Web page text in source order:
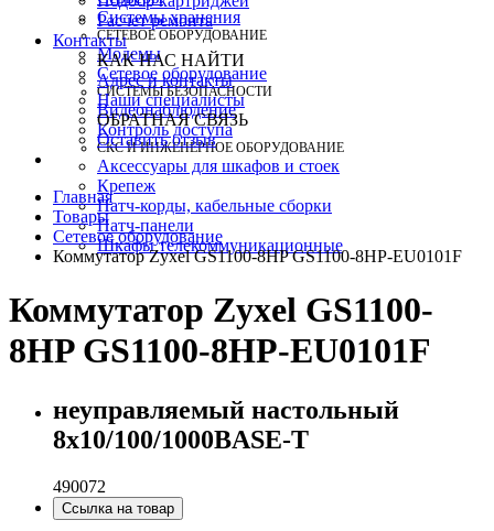
Системы хранения
СЕТЕВОЕ ОБОРУДОВАНИЕ
Модемы
Сетевое оборудование
СИСТЕМЫ БЕЗОПАСНОСТИ
Видеонаблюдение
Контроль доступа
СКС И ИНЖЕНЕРНОЕ ОБОРУДОВАНИЕ
Аксессуары для шкафов и стоек
Крепеж
Патч-корды, кабельные сборки
Патч-панели
Шкафы телекоммуникационные
Расчет ремонта
Контакты
КАК НАС НАЙТИ
Адрес и контакты
Наши специалисты
ОБРАТНАЯ СВЯЗЬ
Оставить отзыв
Главная
Товары
Сетевое оборудование
Коммутатор Zyxel GS1100-8HP GS1100-8HP-EU0101F
Коммутатор Zyxel GS1100-
8HP GS1100-8HP-EU0101F
неуправляемый настольный
8x10/100/1000BASE-T
490072
Ссылка на товар